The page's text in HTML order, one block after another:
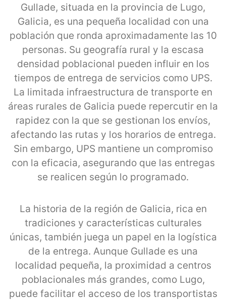
Gullade, situada en la provincia de Lugo,
Galicia, es una pequeña localidad con una
población que ronda aproximadamente las 10
personas. Su geografía rural y la escasa
densidad poblacional pueden influir en los
tiempos de entrega de servicios como UPS.
La limitada infraestructura de transporte en
áreas rurales de Galicia puede repercutir en la
rapidez con la que se gestionan los envíos,
afectando las rutas y los horarios de entrega.
Sin embargo, UPS mantiene un compromiso
con la eficacia, asegurando que las entregas
se realicen según lo programado.
La historia de la región de Galicia, rica en
tradiciones y características culturales
únicas, también juega un papel en la logística
de la entrega. Aunque Gullade es una
localidad pequeña, la proximidad a centros
poblacionales más grandes, como Lugo,
puede facilitar el acceso de los transportistas